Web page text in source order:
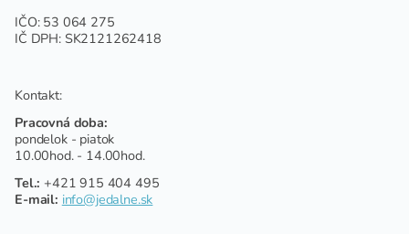
IČO: 53 064 275
IČ DPH: SK2121262418
Kontakt:
Pracovná doba:
pondelok - piatok
10.00hod. - 14.00hod.
Tel.: +421 915 404 495
E-mail: info@jedalne.sk